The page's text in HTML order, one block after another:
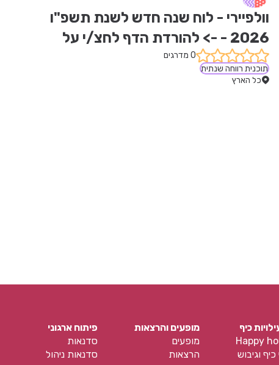
האייקון של הגלובוס המרושת (WEB)
0 מדרגים
תוכנית רווחה שנתית
כל הארץ
כיף
Happy
כיף וגיבוש
מופעים והרצאות
מופעים
הרצאות
פיתוח ארגוני
סדנאות
סדנאות ניהול